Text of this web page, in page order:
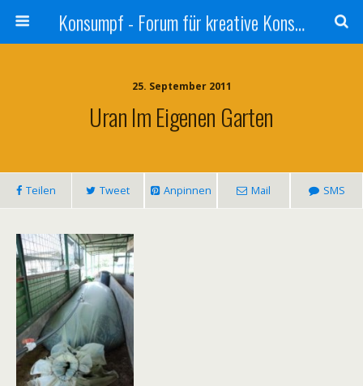
Konsumpf - Forum für kreative Konsumkritik - Culture Jamming, Nachhaltigkeit, Konzernkritik, Adbusting
25. September 2011
Uran Im Eigenen Garten
Teilen Tweet Anpinnen Mail SMS